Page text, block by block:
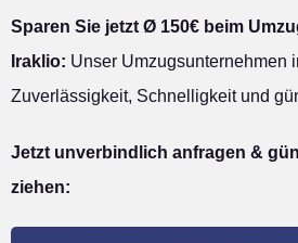
Sparen Sie jetzt Ø 150€ beim
Iraklio: Unser Umzugsunternehmen
Zuverlässigkeit, Schnelligkeit und
Jetzt unverbindlich anfragen &
ziehen: